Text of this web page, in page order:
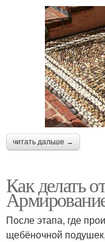
читать дальше →
Как делать
После этапа, где
щебёночной